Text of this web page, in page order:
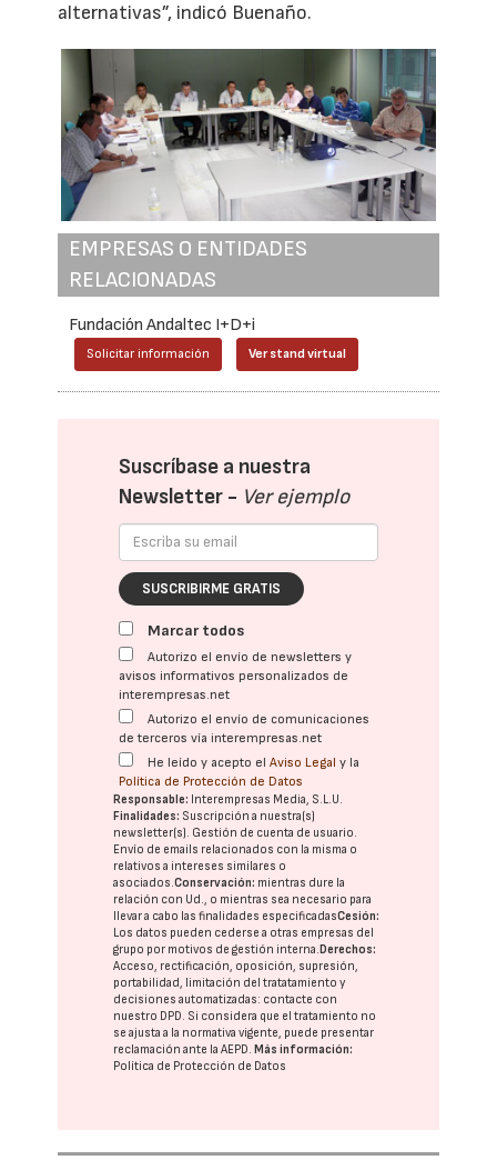
alternativas”, indicó Buenaño.
EMPRESAS O ENTIDADES
RELACIONADAS
Fundación Andaltec I+D+i
Solicitar información Ver stand virtual
Suscríbase a nuestra
Newsletter - Ver ejemplo
SUSCRIBIRME GRATIS
Marcar todos
Autorizo el envío de newsletters y
avisos informativos personalizados de
interempresas.net
Autorizo el envío de comunicaciones
de terceros vía interempresas.net
He leído y acepto elAviso Legal y la
Política de Protección de Datos
Responsable: Interempresas Media, S.L.U.
Finalidades: Suscripción a nuestra(s)
newsletter(s). Gestión de cuenta de usuario.
Envío de emails relacionados con la misma o
relativos a intereses similares o
asociados.Conservación: mientras dure la
relación con Ud., o mientras sea necesario para
llevar a cabo las finalidades especificadasCesión:
Los datos pueden cederse a otras empresas del
grupo por motivos de gestión interna.Derechos:
Acceso, rectificación, oposición, supresión,
portabilidad, limitación del tratatamiento y
decisiones automatizadas: contacte con
nuestro DPD . Si considera que el tratamiento no
se ajusta a la normativa vigente, puede presentar
reclamación ante laAEPD .Más información:
Política de Protección de Datos